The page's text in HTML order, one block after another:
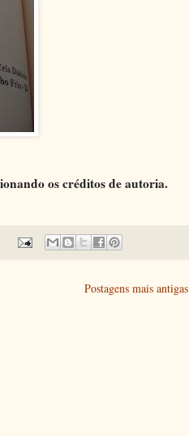
os créditos de autoria.
Postagens mais antigas